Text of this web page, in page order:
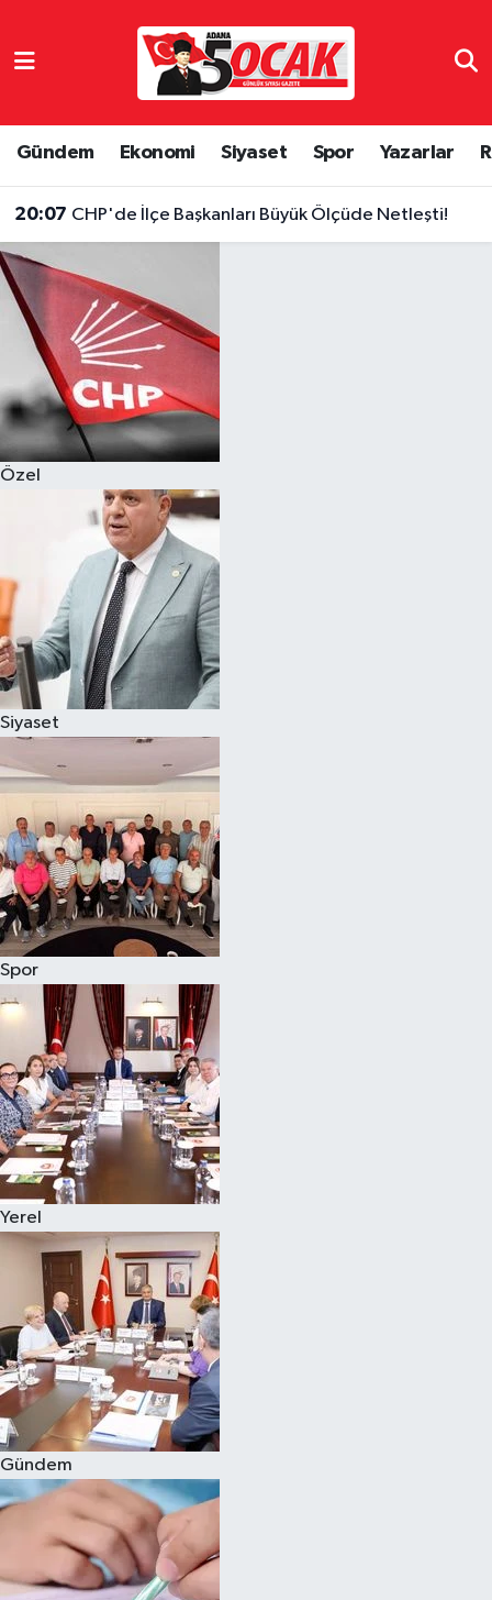
Gündem Ekonomi Siyaset Spor Yazarlar
20:07 CHP'de İlçe Başkanları Büyük Ölçüde Netleşti!
Özel
Siyaset
Spor
Yerel
Gündem
Eğitim
Ekonomi
Gündem
Magazin
Özel
Resmi İlanlar
Sağlık
Spor
Yaşam
Yerel Yönetimler
Yurttan
Hava Durumu
Son Dakika Haberleri
Haber Arşivi